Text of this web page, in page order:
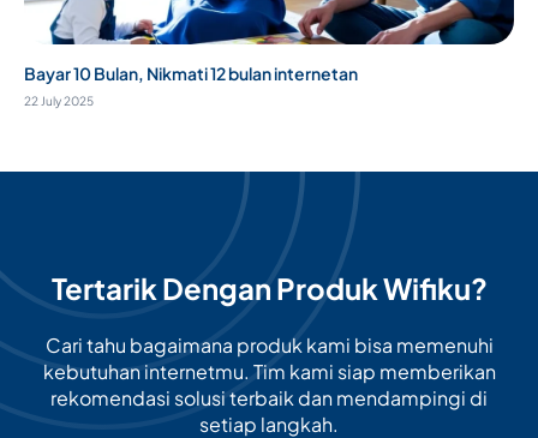
Bayar 10 Bulan, Nikmati 12 bulan internetan
22 July 2025
Tertarik Dengan Produk Wifiku?
Cari tahu bagaimana produk kami bisa memenuhi
kebutuhan internetmu. Tim kami siap memberikan
rekomendasi solusi terbaik dan mendampingi di
setiap langkah.